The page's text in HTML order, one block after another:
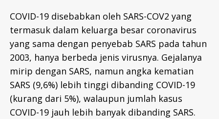
COVID-19 disebabkan oleh SARS-COV2 yang
termasuk dalam keluarga besar coronavirus
yang sama dengan penyebab SARS pada tahun
2003, hanya berbeda jenis virusnya. Gejalanya
mirip dengan SARS, namun angka kematian
SARS (9,6%) lebih tinggi dibanding COVID-19
(kurang dari 5%), walaupun jumlah kasus
COVID-19 jauh lebih banyak dibanding SARS.